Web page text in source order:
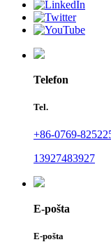
Telefon
Tel.
+86-0769-
13927483927
E-pošta
E-pošta